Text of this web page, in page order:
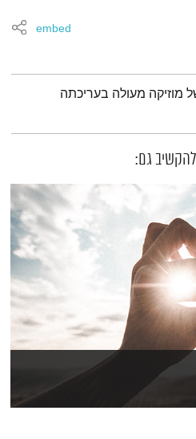
embed
מוזיקה מעולה בעריכתה
גם: